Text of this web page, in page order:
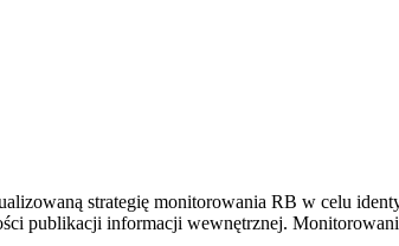
strategię monitorowania RB w celu
publikacji informacji wewnętrznej.